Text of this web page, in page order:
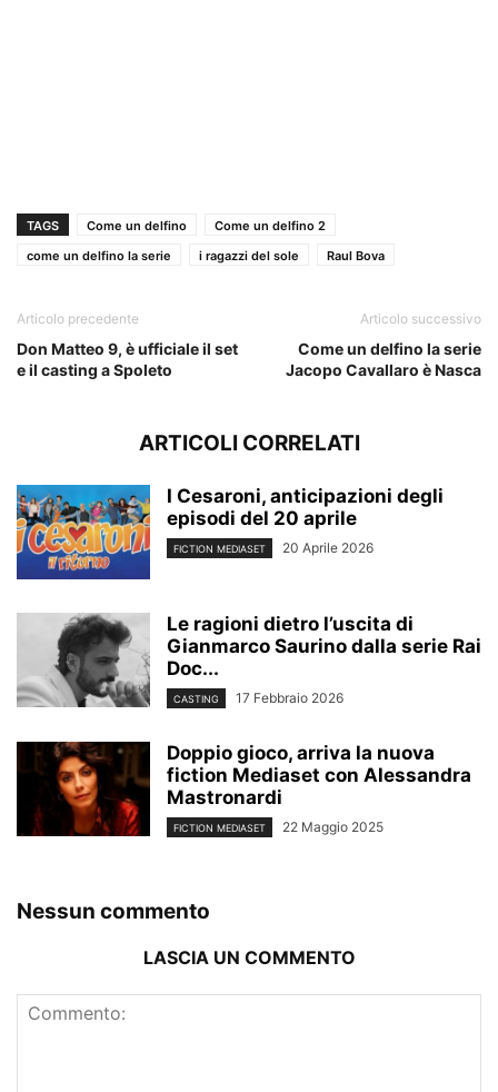
TAGS Come un delfino
Come un delfino 2
come un delfino la serie
i ragazzi del sole Raul Bova
Articolo precedente
Don Matteo 9, è ufficiale il set
e il casting a Spoleto
Articolo successivo
Come un delfino la serie
Jacopo Cavallaro è Nasca
ARTICOLI CORRELATI
I Cesaroni, anticipazioni degli
episodi del 20 aprile
FICTION MEDIASET 20 Aprile 2026
Le ragioni dietro l’uscita di
Gianmarco Saurino dalla serie Rai
Doc...
CASTING 17 Febbraio 2026
Doppio gioco, arriva la nuova
fiction Mediaset con Alessandra
Mastronardi
FICTION MEDIASET 22 Maggio 2025
Nessun commento
LASCIA UN COMMENTO